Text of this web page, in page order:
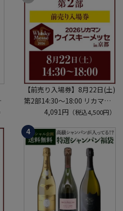
【前売り入場券】8月22日(土)
第2部14:30～18:00 リカマン
ウイスキーメッセ in京都
2026 1枚
入場券となるeチケットは【8
月中旬】にメールにて配信予
※代引き決済不可
4,091円 （税込4,500円）